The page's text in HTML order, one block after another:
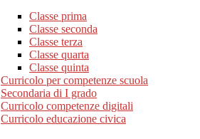
Classe prima
Classe seconda
Classe terza
Classe quarta
Classe quinta
Curricolo per competenze scuola
Secondaria di I grado
Curricolo competenze digitali
Curricolo educazione civica